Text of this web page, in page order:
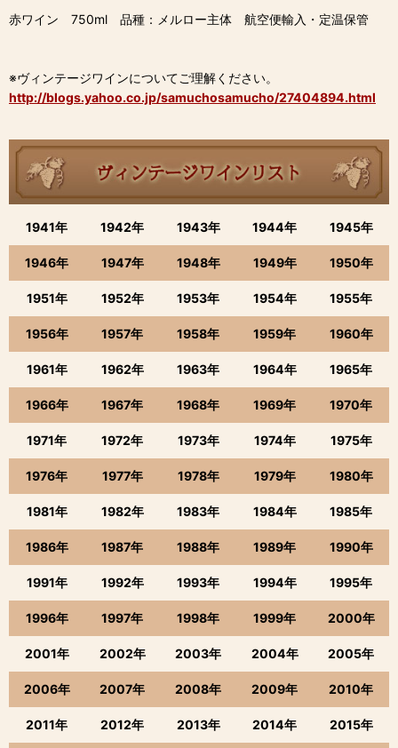
赤ワイン 750ml 品種：メルロー主体 航空便輸入・定温保管
※ヴィンテージワインについてご理解ください。
http://blogs.yahoo.co.jp/samuchosamucho/27404894.html
1941年 1942年 1943年 1944年 1945年
1946年 1947年 1948年 1949年 1950年
1951年 1952年 1953年 1954年 1955年
1956年 1957年 1958年 1959年 1960年
1961年 1962年 1963年 1964年 1965年
1966年 1967年 1968年 1969年 1970年
1971年 1972年 1973年 1974年 1975年
1976年 1977年 1978年 1979年 1980年
1981年 1982年 1983年 1984年 1985年
1986年 1987年 1988年 1989年 1990年
1991年 1992年 1993年 1994年 1995年
1996年 1997年 1998年 1999年 2000年
2001年 2002年 2003年 2004年 2005年
2006年 2007年 2008年 2009年 2010年
2011年 2012年 2013年 2014年 2015年